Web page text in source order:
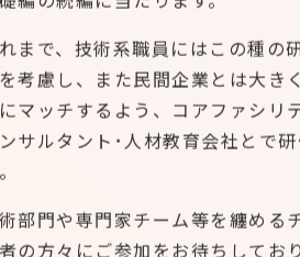
編の続編に当たります。
まで、技術系職員にはこの種の
考慮し、また民間企業とは大き
マッチするよう、コアファシリ
サルタント･人材教育会社とで
部門や専門家チーム等を纏める